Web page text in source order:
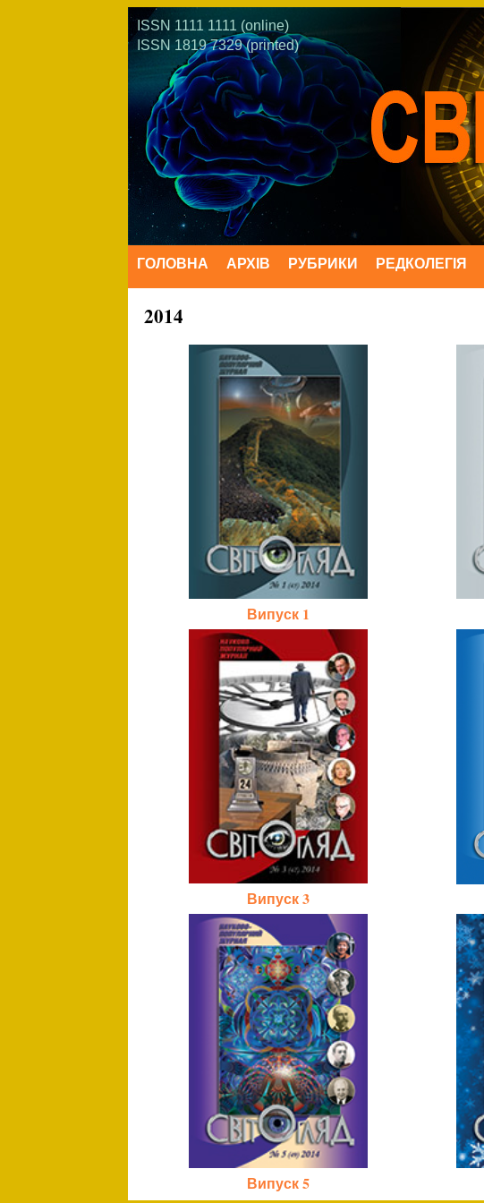
ISSN 1111 1111 (online)
ISSN 1819 7329 (printed)
ГОЛОВНА АРХІВ РУБРИКИ РЕДКОЛЕГІЯ
2014
Випуск 1
Випуск 3
Випуск 5